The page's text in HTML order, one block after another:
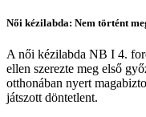
Női kézilabda: Nem történt
A női kézilabda NB I 4.
ellen szerezte meg első
otthonában nyert
játszott döntetlent.